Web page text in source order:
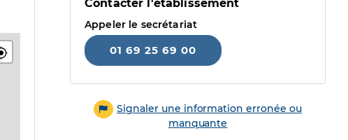
Contacter l'établissement
Appeler le secrétariat
01 69 25 69 00
Signaler une information erronée ou
manquante